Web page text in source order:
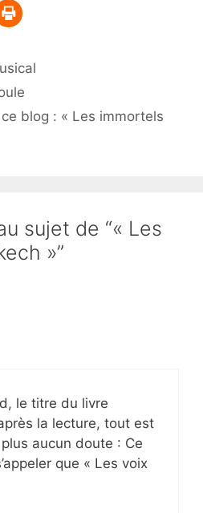
blog : « Les immortels
sujet de “« Les
»”
le titre du livre
la lecture, tout est
aucun doute : Ce
que « Les voix